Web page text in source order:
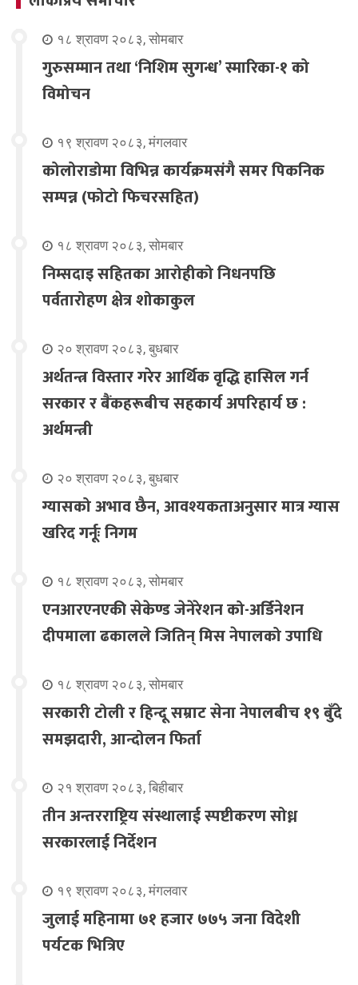
१८ श्रावण २०८३, सोमबार
गुरुसम्मान तथा ‘निशिम सुगन्ध’ स्मारिका-१ को
विमोचन
१९ श्रावण २०८३, मंगलवार
कोलोराडोमा विभिन्न कार्यक्रमसंगै समर पिकनिक
सम्पन्न (फोटो फिचरसहित)
१८ श्रावण २०८३, सोमबार
निम्सदाइ सहितका आरोहीको निधनपछि
पर्वतारोहण क्षेत्र शोकाकुल
२० श्रावण २०८३, बुधबार
अर्थतन्त्र विस्तार गरेर आर्थिक वृद्धि हासिल गर्न
सरकार र बैंकहरूबीच सहकार्य अपरिहार्य छ :
अर्थमन्त्री
२० श्रावण २०८३, बुधबार
ग्यासको अभाव छैन, आवश्यकताअनुसार मात्र ग्यास
खरिद गर्नूः निगम
१८ श्रावण २०८३, सोमबार
एनआरएनएकी सेकेण्ड जेनेरेशन को-अर्डिनेशन
दीपमाला ढकालले जितिन् मिस नेपालको उपाधि
१८ श्रावण २०८३, सोमबार
सरकारी टोली र हिन्दू सम्राट सेना नेपालबीच १९ बुँदे
समझदारी, आन्दोलन फिर्ता
२१ श्रावण २०८३, बिहीबार
तीन अन्तरराष्ट्रिय संस्थालाई स्पष्टीकरण सोध्न
सरकारलाई निर्देशन
१९ श्रावण २०८३, मंगलवार
जुलाई महिनामा ७१ हजार ७७५ जना विदेशी
पर्यटक भित्रिए